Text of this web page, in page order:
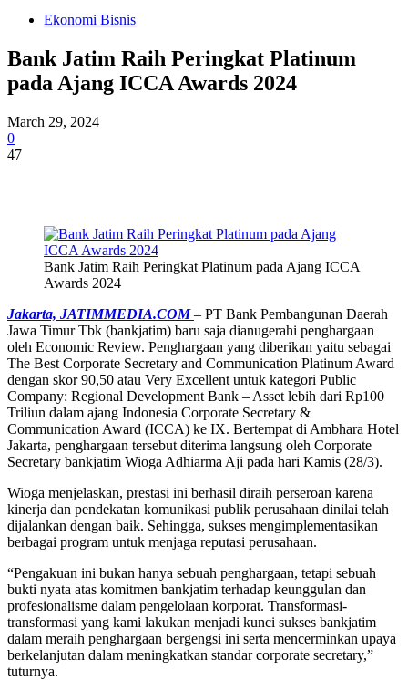
Ekonomi Bisnis
Bank Jatim Raih Peringkat Platinum
pada Ajang ICCA Awards 2024
March 29, 2024
0
47
Bank Jatim Raih Peringkat Platinum pada Ajang ICCA
Awards 2024
Jakarta, JATIMMEDIA.COM – PT Bank Pembangunan Daerah
Jawa Timur Tbk (bankjatim) baru saja dianugerahi penghargaan
oleh Economic Review. Penghargaan yang diberikan yaitu sebagai
The Best Corporate Secretary and Communication Platinum Award
dengan skor 90,50 atau Very Excellent untuk kategori Public
Company: Regional Development Bank – Asset lebih dari Rp100
Triliun dalam ajang Indonesia Corporate Secretary &
Communication Award (ICCA) ke IX. Bertempat di Ambhara Hotel
Jakarta, penghargaan tersebut diterima langsung oleh Corporate
Secretary bankjatim Wioga Adhiarma Aji pada hari Kamis (28/3).
Wioga menjelaskan, prestasi ini berhasil diraih perseroan karena
kinerja dan pendekatan komunikasi publik perusahaan dinilai telah
dijalankan dengan baik. Sehingga, sukses mengimplementasikan
berbagai program untuk menjaga reputasi perusahaan.
“Pengakuan ini bukan hanya sebuah penghargaan, tetapi sebuah
bukti nyata atas komitmen bankjatim terhadap keunggulan dan
profesionalisme dalam pengelolaan korporat. Transformasi-
transformasi yang kami lakukan menjadi kunci sukses bankjatim
dalam meraih penghargaan bergengsi ini serta mencerminkan upaya
berkelanjutan dalam meningkatkan standar corporate secretary,”
tuturnya.